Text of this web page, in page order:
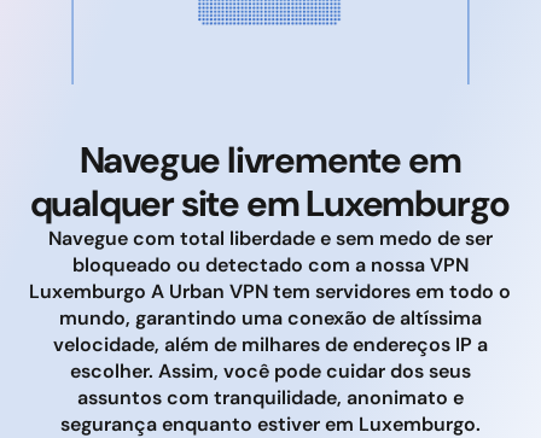
Navegue livremente em
qualquer site em Luxemburgo
Navegue com total liberdade e sem medo de ser
bloqueado ou detectado com a nossa VPN
Luxemburgo A Urban VPN tem servidores em todo o
mundo, garantindo uma conexão de altíssima
velocidade, além de milhares de endereços IP a
escolher. Assim, você pode cuidar dos seus
assuntos com tranquilidade, anonimato e
segurança enquanto estiver em Luxemburgo.